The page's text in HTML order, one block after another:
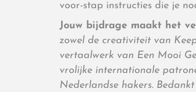
voor-stap instructies die je
Jouw bijdrage maakt het
zowel de creativiteit van
vertaalwerk van Een Mooi
vrolijke internationale
Nederlandse hakers.